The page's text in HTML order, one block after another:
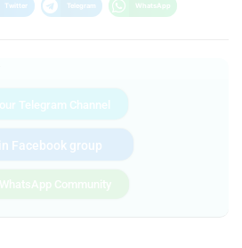
Twitter Telegram WhatsApp
Telegram Channel
Facebook group
Community